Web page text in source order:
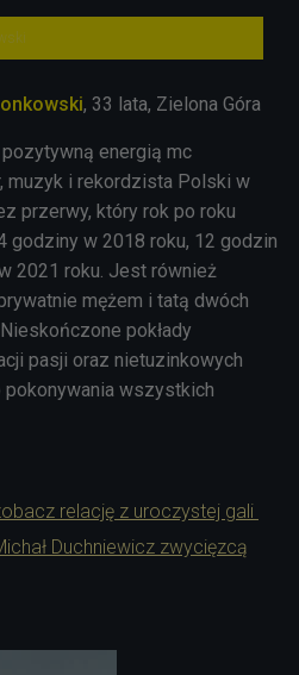
, 33 lata, Zielona Góra
energią mc
muzyk i rekordzista Polski w
przerwy, który rok po roku
godziny w 2018 roku, 12 godzin
2021 roku. Jest również
mężem i tatą dwóch
pokłady
pasji oraz nietuzinkowych
wszystkich
relację z uroczystej gali
Duchniewicz zwycięzcą